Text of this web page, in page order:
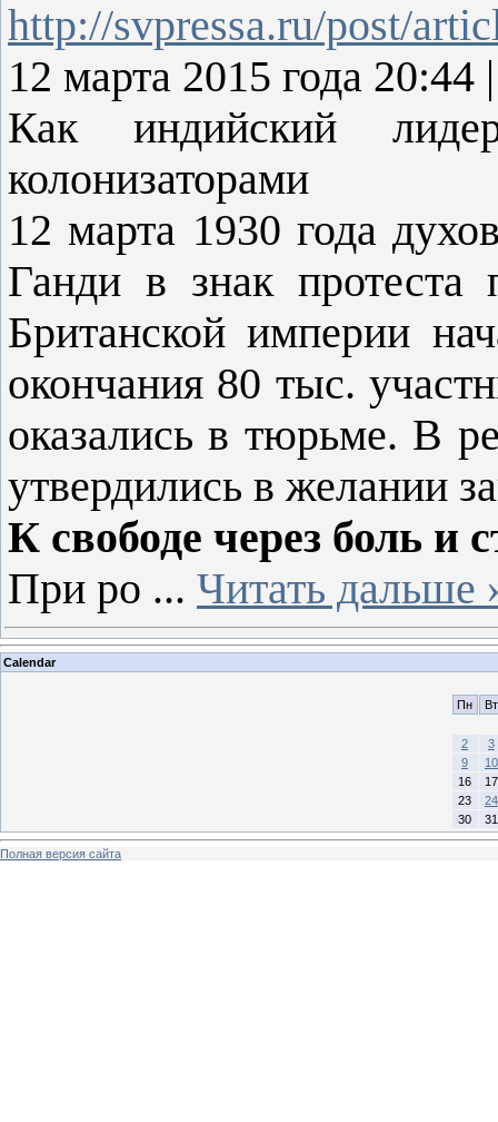
http://svpressa.ru/post/
12 марта 2015 года
Как индийский
колонизаторами
12 марта 1930 года
Ганди в знак протеста
Британской империи
окончания 80 тыс.
оказались в тюрьме. В
утвердились в желании
К свободе через боль и
При ро ... Читать дальше
Calendar
Пн Вт
2
3
9
10
16
17
23
24
30
31
Полная версия сайта